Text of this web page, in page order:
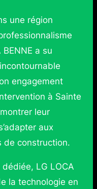
une région
a su
engagement
à Sainte
leur
aux
de construction.
LG LOCA
la technologie en